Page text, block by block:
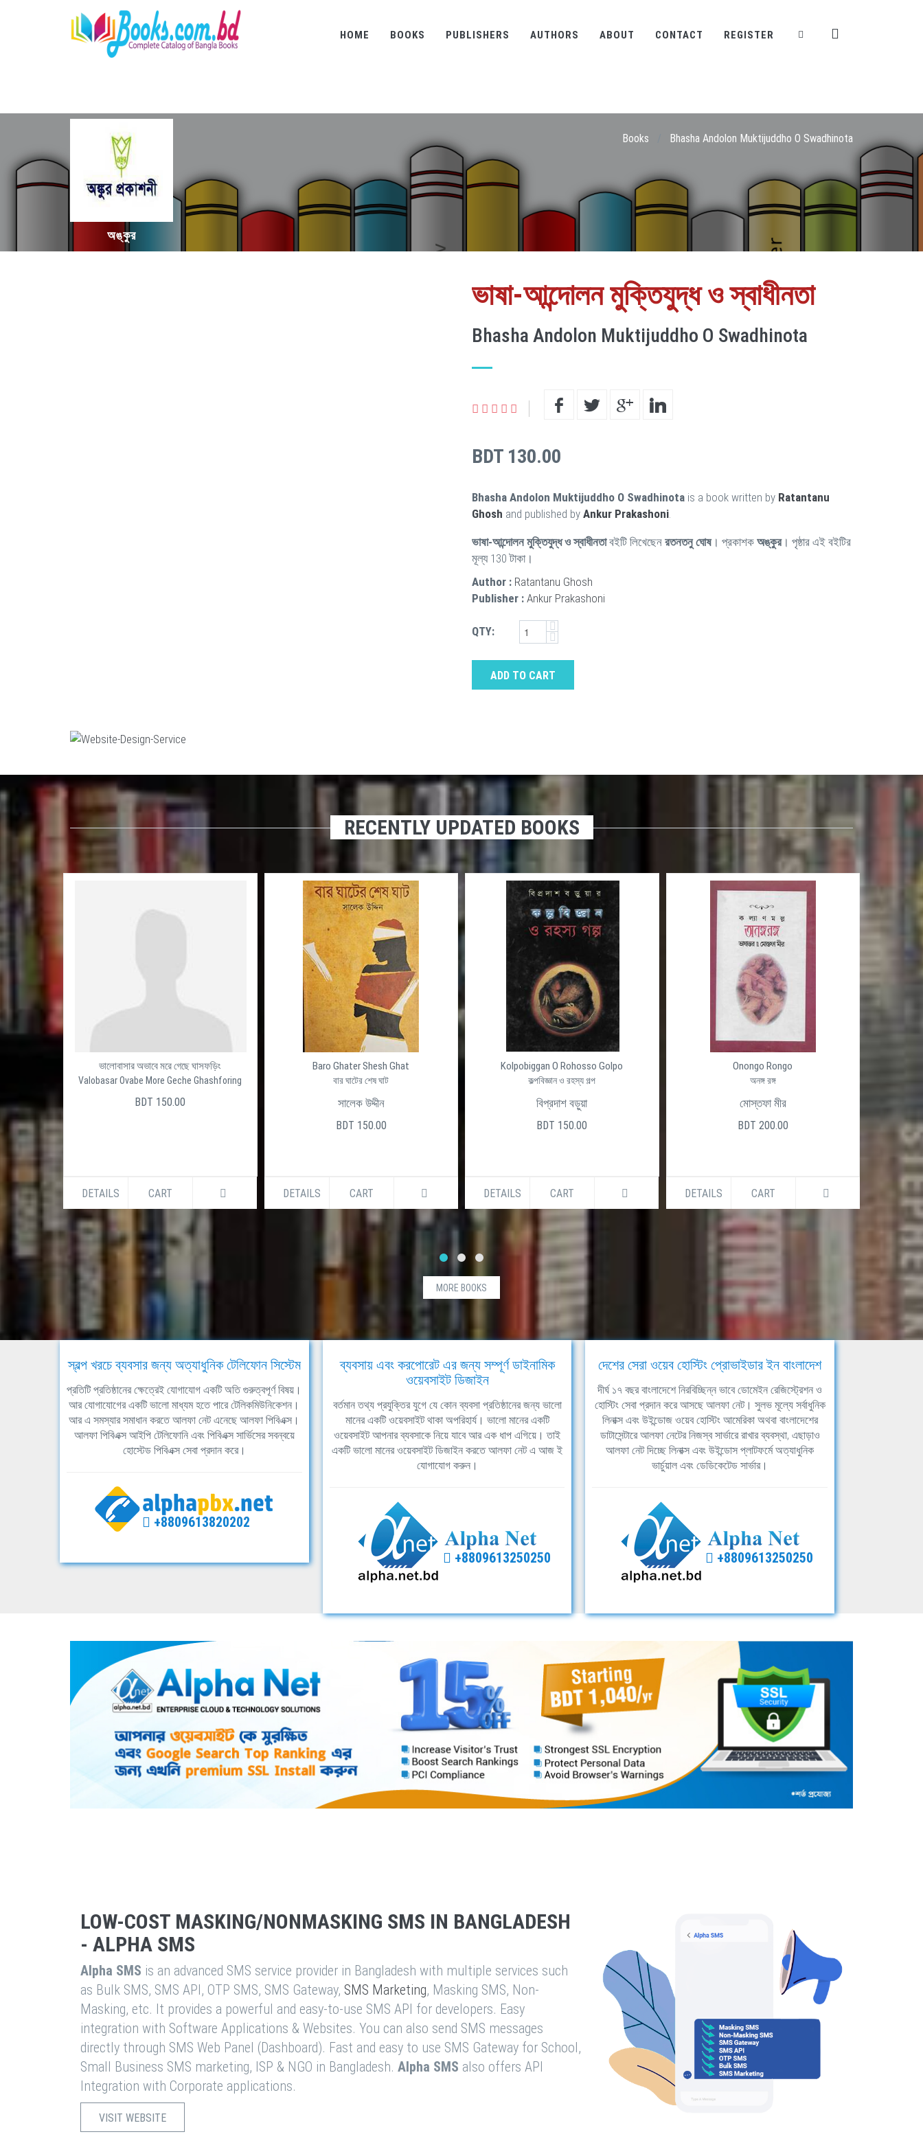
HOME BOOKS PUBLISHERS AUTHORS ABOUT CONTACT REGISTER
অঙ্কুর
Books Bhasha Andolon Muktijuddho O Swadhinota
ভাষা-আন্দোলন মুক্তিযুদ্ধ ও স্বাধীনতা
Bhasha Andolon Muktijuddho O Swadhinota
BDT 130.00
Bhasha Andolon Muktijuddho O Swadhinota is a book written by Ratantanu
Ghosh and published by Ankur Prakashoni.
ভাষা-আন্দোলন মুক্তিযুদ্ধ ও স্বাধীনতাবইটি লিখেছেন রতনতনু ঘোষ। প্রকাশক অঙ্কুর। পৃষ্ঠার এই বইটির
মূল্য 130 টাকা।
Author : Ratantanu Ghosh
Publisher : Ankur Prakashoni
QTY:
ADD TO CART
RECENTLY UPDATED BOOKS
ভালোবাসার অভাবে মরে গেছে ঘাসফড়িং
Valobasar Ovabe More Geche Ghashforing
BDT 150.00
DETAILS CART
Baro Ghater Shesh Ghat
বার ঘাটের শেষ ঘাট
সালেক উদ্দীন
BDT 150.00
DETAILS CART
Kolpobiggan O Rohosso Golpo
কল্পবিজ্ঞান ও রহস্য গল্প
বিপ্রদাশ বড়ুয়া
BDT 150.00
DETAILS CART
Onongo Rongo
অনঙ্গ রঙ্গ
মোস্তফা মীর
BDT 200.00
DETAILS CART DETAILS
MORE BOOKS
স্বল্প খরচে ব্যবসার জন্য অত্যাধুনিক টেলিফোন সিস্টেম
প্রতিটি প্রতিষ্ঠানের ক্ষেত্রেই যোগাযোগ একটি অতি গুরুত্বপূর্ণ বিষয়।
আর যোগাযোগের একটি ভালো মাধ্যম হতে পারে টেলিকমিউনিকেশন।
আর এ সমস্যার সমাধান করতে আলফা নেট এনেছে আলফা পিবিএক্স।
আলফা পিবিএক্স আইপি টেলিফোনি এবং পিবিএক্স সার্ভিসের সবন্বয়ে
হোস্টেড পিবিএক্স সেবা প্রদান করে।
+8809613820202
ব্যবসায় এবং করপোরেট এর জন্য সম্পূর্ণ ডাইনামিক
ওয়েবসাইট ডিজাইন
বর্তমান তথ্য প্রযুক্তির যুগে যে কোন ব্যবসা প্রতিষ্ঠানের জন্য ভালো
মানের একটি ওয়েবসাইট থাকা অপরিহার্য। ভালো মানের একটি
ওয়েবসাইট আপনার ব্যবসাকে নিয়ে যাবে আর এক ধাপ এগিয়ে। তাই
একটি ভালো মানের ওয়েবসাইট ডিজাইন করতে আলফা নেট এ আজ ই
যোগাযোগ করুন।
+8809613250250
দেশের সেরা ওয়েব হোস্টিং প্রোভাইডার ইন বাংলাদেশ
দীর্ঘ ১৭ বছর বাংলাদেশে নিরবিচ্ছিন্ন ভাবে ডোমেইন রেজিস্ট্রেশন ও
হোস্টিং সেবা প্রদান করে আসছে আলফা নেট। সুলভ মূল্যে সর্বাধুনিক
লিনাক্স এবং উইন্ডোজ ওয়েব হোস্টিং আমেরিকা অথবা বাংলাদেশের
ডাটাসেন্টারে আলফা নেটের নিজস্ব সার্ভারে রাখার ব্যবস্থা, এছাড়াও
আলফা নেট দিচ্ছে লিনাক্স এবং উইন্ডোস প্লাটফর্মে অত্যাধুনিক
ভার্চুয়াল এবং ডেডিকেটেড সার্ভার।
+8809613250250
LOW-COST MASKING/NONMASKING SMS IN BANGLADESH
- ALPHA SMS
Alpha SMS is an advanced SMS service provider in Bangladesh with multiple services such
as Bulk SMS, SMS API, OTP SMS, SMS Gateway, SMS Marketing, Masking SMS, Non-
Masking, etc. It provides a powerful and easy-to-use SMS API for developers. Easy
integration with Software Applications & Websites. You can also send SMS messages
directly through SMS Web Panel (Dashboard). Fast and easy to use SMS Gateway for School,
Small Business SMS marketing, ISP & NGO in Bangladesh. Alpha SMS also offers API
Integration with Corporate applications.
VISIT WEBSITE